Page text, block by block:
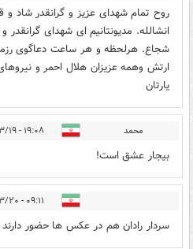
روح تمام شهدای عزیز و گرانقدر شاد و
انشالله. مدیونتانیم ای شهدای گرانقدر
شجاع. هرلحظه و هر ساعت دعاگوی
ارتش وهمه عزیزان هلال احمر و
یارتان
محمد ۱۹:۰۸ - ۱۴۰۵/۰۳/۱۹
بیجار عشق است!
۰۹:۱۱ - ۱۴۰۵/۰۳/۲۰
سردار رادان هم در عکس ها حضور دارند